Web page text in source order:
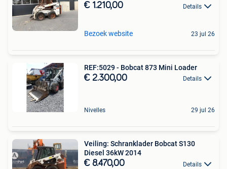
€ 1.210,00 Details
Bezoek website 23 jul 26
REF:5029 - Bobcat 873 Mini Loader
€ 2.300,00 Details
Nivelles 29 jul 26
Veiling: Schranklader Bobcat S130
Diesel 36kW 2014
€ 8.470,00 Details